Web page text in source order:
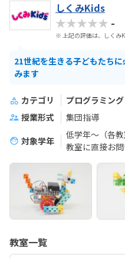
しくみKids
★★★★★ -
※ 上記の評価は、しくみ
21世紀を生きる子どもたち
みます
カテゴリ
プログラミン
授業形式
集団指導
対象学年
低学年～（各
教室に直接お問
教室一覧